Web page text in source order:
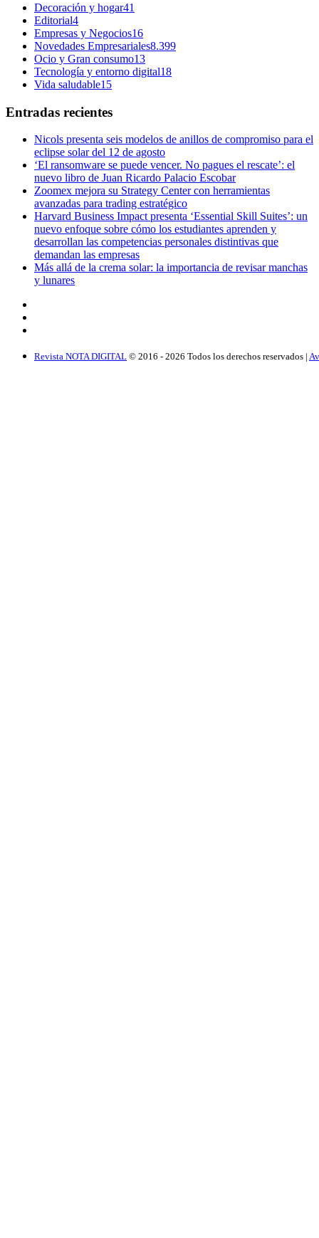
Decoración y hogar41
Editorial4
Empresas y Negocios16
Novedades Empresariales8.399
Ocio y Gran consumo13
Tecnología y entorno digital18
Vida saludable15
Entradas recientes
Nicols presenta seis modelos de anillos de compromiso para el
eclipse solar del 12 de agosto
‘El ransomware se puede vencer. No pagues el rescate’: el
nuevo libro de Juan Ricardo Palacio Escobar
Zoomex mejora su Strategy Center con herramientas
avanzadas para trading estratégico
Harvard Business Impact presenta ‘Essential Skill Suites’: un
nuevo enfoque sobre cómo los estudiantes aprenden y
desarrollan las competencias personales distintivas que
demandan las empresas
Más allá de la crema solar: la importancia de revisar manchas
y lunares
Revista NOTA DIGITAL © 2016 - 2026 Todos los derechos reservados |